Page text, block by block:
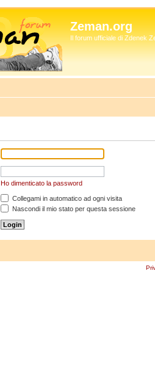
Zeman.org
Il forum ufficiale di Zdenek
Ho dimenticato la password
Collegami in automatico ad ogni visita
Nascondi il mio stato per questa sessione